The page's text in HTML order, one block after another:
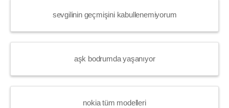
sevgilinin geçmişini kabullenemiyorum
aşk bodrumda yaşanıyor
nokia tüm modelleri